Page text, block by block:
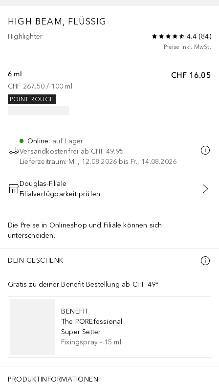
HIGH BEAM, FLÜSSIG
Highlighter 4.4(84)
Preise inkl. MwSt.
CHF 16.05
6 ml
CHF 267.50 / 100 ml
POINT ROUGE
Online: auf Lager
Versandkostenfrei ab CHF 49.95
Lieferzeitraum: Mi., 12.08.2026 bis Fr., 14.08.2026
IN DEN WARENKORB
Douglas-Filiale
Filialverfügbarkeit prüfen
Die Preise in Onlineshop und Filiale können sich
unterscheiden.
DEIN GESCHENK
Gratis zu deiner Benefit-Bestellung ab CHF 49*
BENEFIT
The POREfessional
Super Setter
Fixingspray - 15 ml
PRODUKTINFORMATIONEN